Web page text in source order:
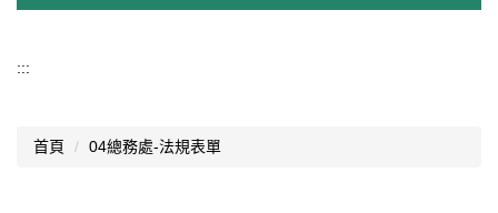
認識西松
:::
首頁 04總務處-法規表單